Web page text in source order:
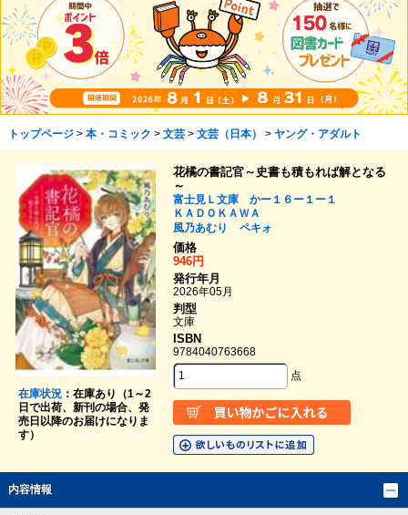
トップページ> 本・コミック > 文芸> 文芸（日本） > ヤング・アダルト
在庫状況：在庫あり（1～2
日で出荷、新刊の場合、発
売日以降のお届けになりま
す）
花橘の書記官～史書も積もれば解となる
～
富士見Ｌ文庫 かー１６ー１ー１
ＫＡＤＯＫＡＷＡ
風乃あむり
ペキォ
価格
946円
発行年月
2026年05月
判型
文庫
ISBN
9784040763668
点
内容情報